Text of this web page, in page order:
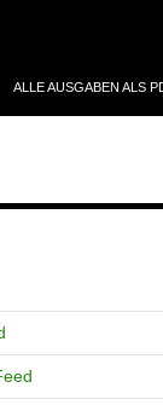
ALLE AUSGABEN ALS